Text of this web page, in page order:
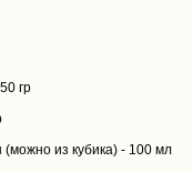
гр
из кубика) - 100 мл